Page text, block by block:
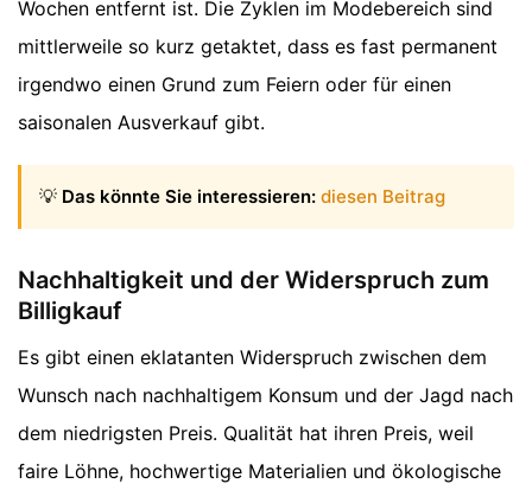
Wochen entfernt ist. Die Zyklen im Modebereich sind
mittlerweile so kurz getaktet, dass es fast permanent
irgendwo einen Grund zum Feiern oder für einen
saisonalen Ausverkauf gibt.
💡 Das könnte Sie interessieren: diesen Beitrag
Nachhaltigkeit und der Widerspruch zum
Billigkauf
Es gibt einen eklatanten Widerspruch zwischen dem
Wunsch nach nachhaltigem Konsum und der Jagd nach
dem niedrigsten Preis. Qualität hat ihren Preis, weil
faire Löhne, hochwertige Materialien und ökologische